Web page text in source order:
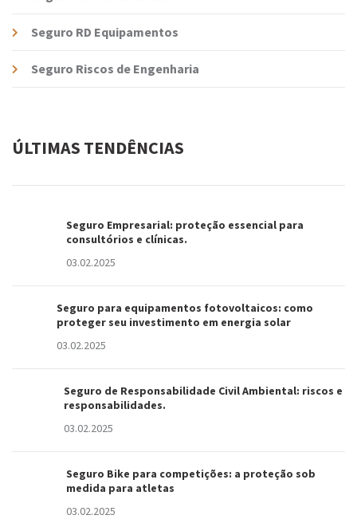
Seguro RD Equipamentos
Seguro Riscos de Engenharia
ÚLTIMAS TENDÊNCIAS
Seguro Empresarial: proteção essencial para
consultórios e clínicas.
03.02.2025
Seguro para equipamentos fotovoltaicos: como
proteger seu investimento em energia solar
03.02.2025
Seguro de Responsabilidade Civil Ambiental: riscos e
responsabilidades.
03.02.2025
Seguro Bike para competições: a proteção sob
medida para atletas
03.02.2025